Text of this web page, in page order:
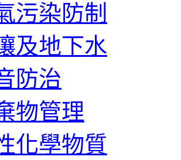
污染防制
及地下水
防治
物管理
化學物質